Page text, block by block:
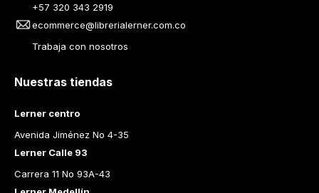
+57 320 343 2919
ecommerce@librerialerner.com.co
Trabaja con nosotros
Nuestras tiendas
Lerner centro
Avenida Jiménez No 4-35
Lerner Calle 93
Carrera 11 No 93A-43